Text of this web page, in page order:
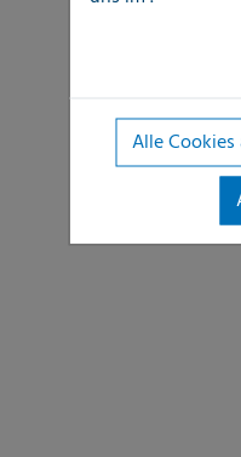
Alle